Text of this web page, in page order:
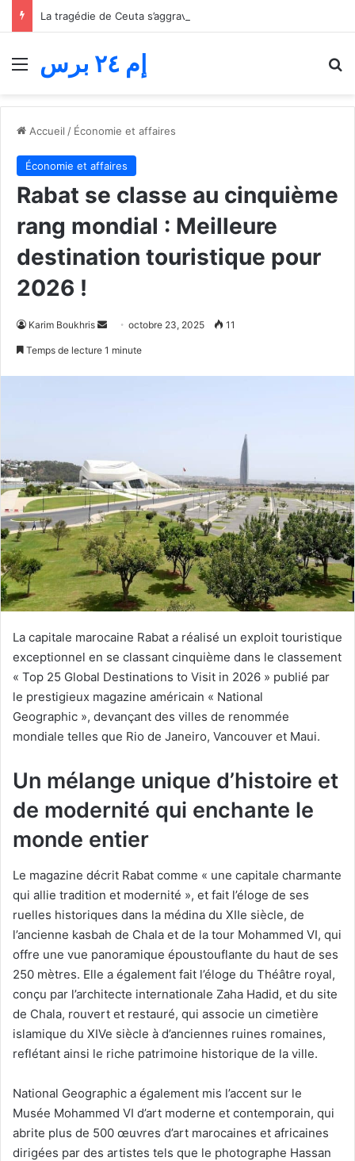
Menu إم ٢٤ برس
Accueil / Économie et affaires
Économie et affaires
Rabat se classe au cinquième
rang mondial : Meilleure
destination touristique pour
2026 !
Karim Boukhris
Envoyeroctobre 23, 2025 11
Temps de lecture 1 minute
La capitale marocaine Rabat a réalisé un exploit touristique
exceptionnel en se classant cinquième dans le classement
« Top 25 Global Destinations to Visit in 2026 » publié par
le prestigieux magazine américain « National
Geographic », devançant des villes de renommée
mondiale telles que Rio de Janeiro, Vancouver et Maui.
Un mélange unique d’histoire et
de modernité qui enchante le
monde entier
Le magazine décrit Rabat comme « une capitale charmante
qui allie tradition et modernité », et fait l’éloge de ses
ruelles historiques dans la médina du XIIe siècle, de
l’ancienne kasbah de Chala et de la tour Mohammed VI, qui
offre une vue panoramique époustouflante du haut de ses
250 mètres. Elle a également fait l’éloge du Théâtre royal,
conçu par l’architecte internationale Zaha Hadid, et du site
de Chala, rouvert et restauré, qui associe un cimetière
islamique du XIVe siècle à d’anciennes ruines romaines,
reflétant ainsi le riche patrimoine historique de la ville.
National Geographic a également mis l’accent sur le
Musée Mohammed VI d’art moderne et contemporain, qui
abrite plus de 500 œuvres d’art marocaines et africaines
dirigées par des artistes tels que le photographe Hassan